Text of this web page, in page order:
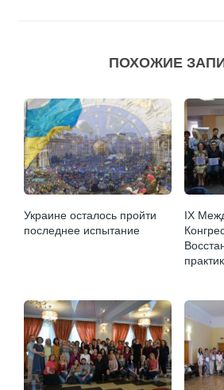
ПОХОЖИЕ
Украине осталось пройти
последнее испытание
IX